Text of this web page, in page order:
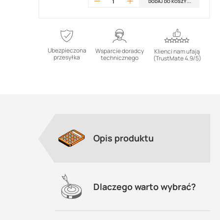
Ubezpieczona
przesyłka
Wsparcie doradcy
technicznego
Klienci nam ufają
(TrustMate 4.9/5)
Opis produktu
Dlaczego warto wybrać?